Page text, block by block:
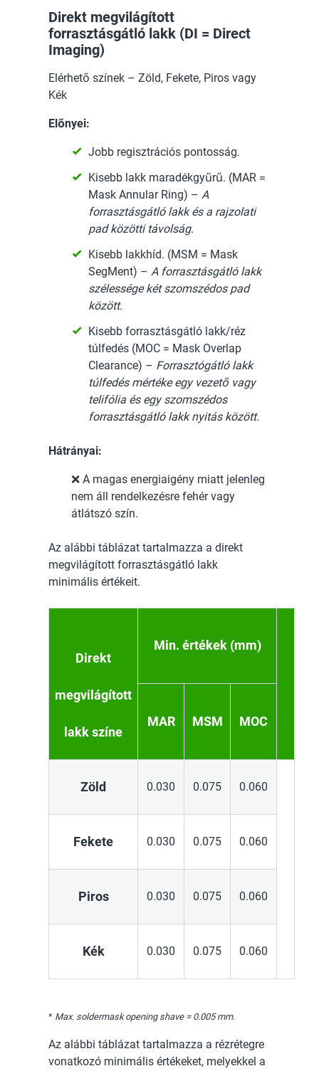
Direkt megvilágított
forrasztásgátló lakk (DI = Direct
Imaging)
Elérhető színek – Zöld, Fekete, Piros vagy
Kék
Előnyei:
Jobb regisztrációs pontosság.
Kisebb lakk maradékgyűrű. (MAR =
Mask Annular Ring) – A
forrasztásgátló lakk és a rajzolati
pad közötti távolság.
Kisebb lakkhíd. (MSM = Mask
SegMent) – A forrasztásgátló lakk
szélessége két szomszédos pad
között.
Kisebb forrasztásgátló lakk/réz
túlfedés (MOC = Mask Overlap
Clearance) – Forrasztógátló lakk
túlfedés mértéke egy vezető vagy
telifólia és egy szomszédos
forrasztásgátló lakk nyitás között.
Hátrányai:
❌ A magas energiaigény miatt jelenleg
nem áll rendelkezésre fehér vagy
átlátszó szín.
Az alábbi táblázat tartalmazza a direkt
megvilágított forrasztásgátló lakk
minimális értékeit.
Direkt
megvilágított
lakk színe
Min. értékek (mm)
MAR MSM MOC
Zöld 0.030 0.075 0.060
Fekete 0.030 0.075 0.060
Piros 0.030 0.075 0.060
Kék 0.030 0.075 0.060
* Max. soldermask opening shave = 0.005 mm.
Az alábbi táblázat tartalmazza a rézrétegre
vonatkozó minimális értékeket, melyekkel a